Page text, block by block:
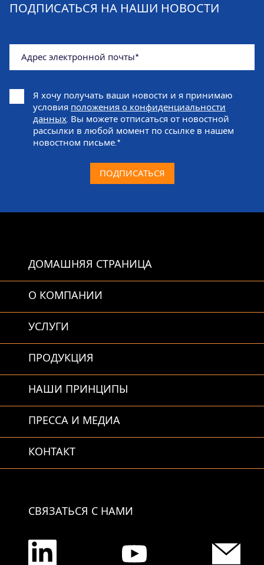
ПОДПИСАТЬСЯ НА НАШИ НОВОСТИ
Я хочу получать ваши новости и я принимаю
условия положения о конфиденциальности
данных. Вы можете отписаться от новостной
рассылки в любой момент по ссылке в нашем
новостном письме.
ПОДПИСАТЬСЯ
ДОМАШНЯЯ СТРАНИЦА
О КОМПАНИИ
УСЛУГИ
ПРОДУКЦИЯ
НАШИ ПРИНЦИПЫ
ПРЕССА И МЕДИА
КОНТАКТ
СВЯЗАТЬСЯ С НАМИ